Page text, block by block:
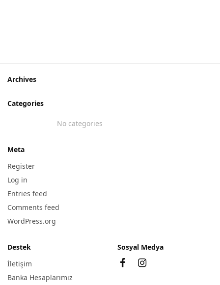
Archives
Categories
No categories
Meta
Register
Log in
Entries feed
Comments feed
WordPress.org
Destek
İletişim
Banka Hesaplarımız
Sosyal Medya